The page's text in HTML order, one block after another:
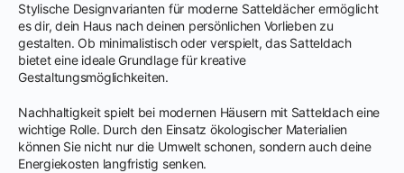
Stylische Designvarianten für moderne Satteldächer ermöglicht
es dir, dein Haus nach deinen persönlichen Vorlieben zu
gestalten. Ob minimalistisch oder verspielt, das Satteldach
bietet eine ideale Grundlage für kreative
Gestaltungsmöglichkeiten.
Nachhaltigkeit spielt bei modernen Häusern mit Satteldach eine
wichtige Rolle. Durch den Einsatz ökologischer Materialien
können Sie nicht nur die Umwelt schonen, sondern auch deine
Energiekosten langfristig senken.